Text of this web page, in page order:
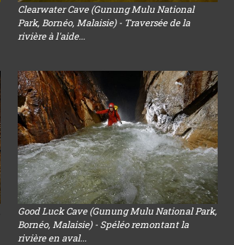
Clearwater Cave (Gunung Mulu National
Park, Bornéo, Malaisie) - Traversée de la
rivière à l'aide...
Good Luck Cave (Gunung Mulu National Park,
Bornéo, Malaisie) - Spéléo remontant la
rivière en aval...